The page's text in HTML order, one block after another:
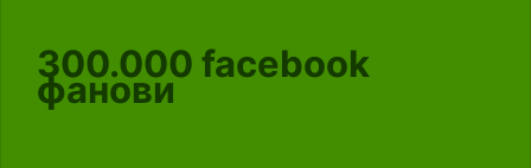
300.000 facebook
фанови